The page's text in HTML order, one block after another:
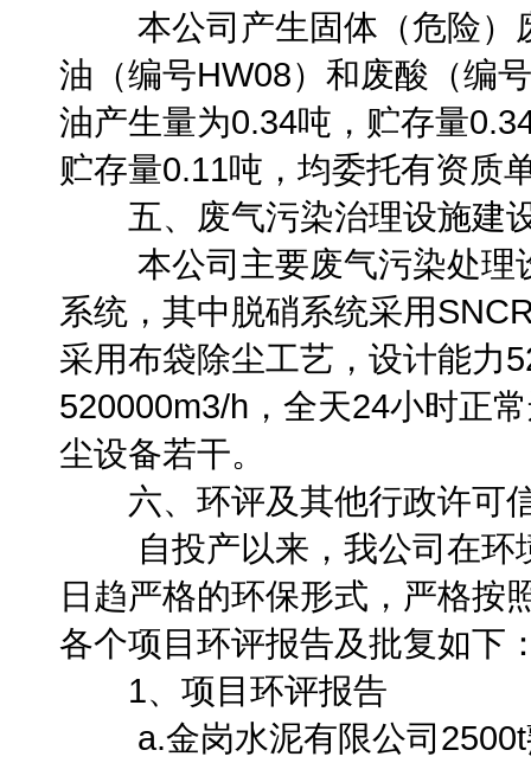
本公司产生固体（危险）
油（编号HW08）和废酸（编
油产生量为0.34吨，贮存量
贮存量0.11吨，均委托有资质
五、废气污染治理设施建
本公司主要废气污染处理
系统，其中脱硝系统采用
采用布袋除尘工艺，设计能力
520000m3/h，全天24小时正
尘设备若干。
六、环评及其他行政许可
自投产以来，我公司在环
日趋严格的环保形式，严格按
各个项目环评报告及批复如下
1、项目环评报告
a.金岗水泥有限公司2500t